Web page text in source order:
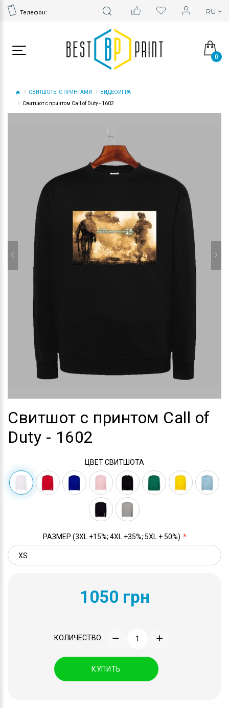
Телефон:
0
СВИТШОТЫ С ПРИНТАМИ
ВИДЕОИГРА
Свитшот с принтом Call of Duty - 1602
Свитшот с принтом Call of
Duty - 1602
ЦВЕТ СВИТШОТА
РАЗМЕР (3XL +15%; 4XL +35%; 5XL + 50%)
1050 грн
КОЛИЧЕСТВО
КУПИТЬ